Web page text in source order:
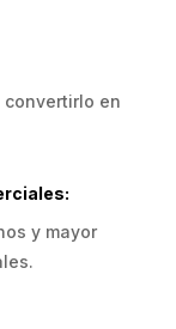
en
y mayor